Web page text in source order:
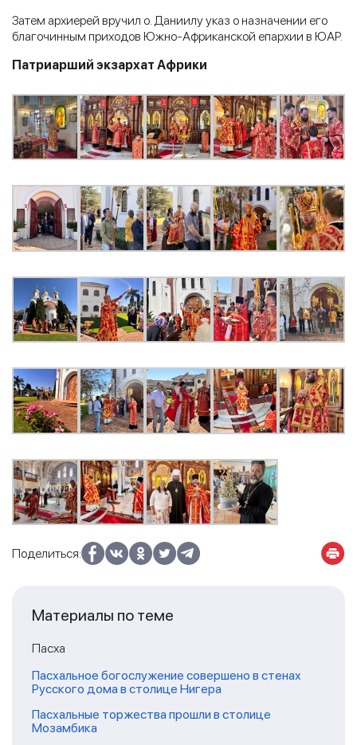
Затем архиерей вручил о. Даниилу указ о назначении его
благочинным приходов Южно-Африканской епархии в ЮАР.
Патриарший экзархат Африки
Поделиться:
Материалы по теме
Пасха
Пасхальное богослужение совершено в стенах
Русского дома в столице Нигера
Пасхальные торжества прошли в столице
Мозамбика